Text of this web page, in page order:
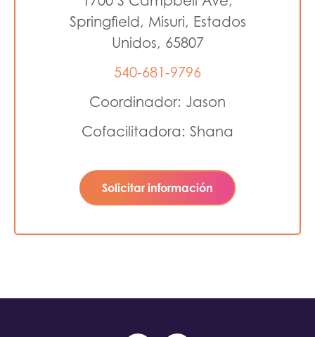
Springfield, Misuri, Estados
Unidos, 65807
540-681-9796
Coordinador: Jason
Cofacilitadora: Shana
Solicitar información